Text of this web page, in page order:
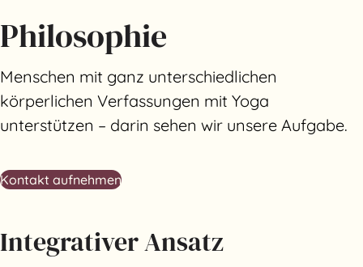
Philosophie
Menschen mit ganz unterschiedlichen
körperlichen Verfassungen mit Yoga
unterstützen – darin sehen wir unsere Aufgabe.
Kontakt aufnehmen
Integrativer Ansatz